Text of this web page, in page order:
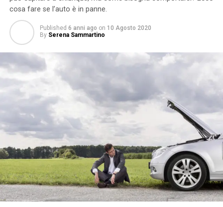
cosa fare se l’auto è in panne.
Published 6 anni ago on 10 Agosto 2020
By Serena Sammartino